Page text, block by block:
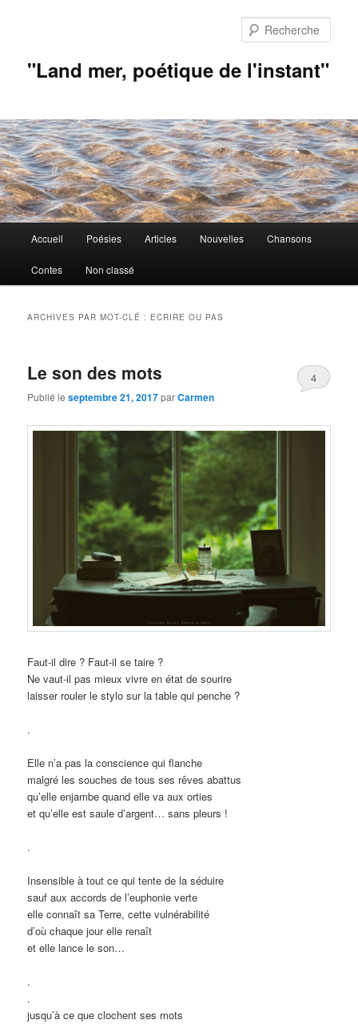
"Land mer, poétique de l'instant"
principal
Accueil Poésies Articles Nouvelles Chansons
Contes Non classé
ARCHIVES PAR MOT-CLÉ : ECRIRE OU PAS
Le son des mots
Publié leseptembre 21, 2017parCarmen
4
Faut-il dire ? Faut-il se taire ?
Ne vaut-il pas mieux vivre en état de sourire
laisser rouler le stylo sur la table qui penche ?
.
Elle n’a pas la conscience qui flanche
malgré les souches de tous ses rêves abattus
qu’elle enjambe quand elle va aux orties
et qu’elle est saule d’argent… sans pleurs !
.
Insensible à tout ce qui tente de la séduire
sauf aux accords de l’euphonie verte
elle connaît sa Terre, cette vulnérabilité
d’où chaque jour elle renaît
et elle lance le son…
.
.
jusqu’à ce que clochent ses mots